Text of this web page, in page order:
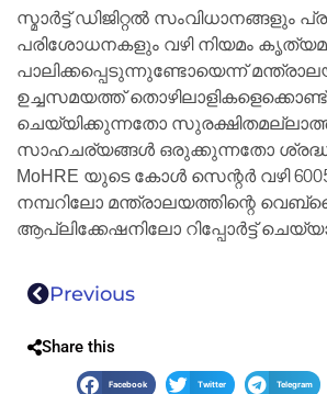
സ്മാർട്ട് ഡിജിറ്റൽ
പരിശോധനകളും വഴി നിയമം
പാലിക്കപ്പെടുന്നുണ്ടോയെന്ന്
ഉച്ചസമയത്ത്
ചെയ്യിക്കുന്നതോ
സാഹചര്യങ്ങൾ ഒരുക്കുന്നതോ
MoHRE യുടെ കോൾ സെന്റർ വഴി
നമ്പറിലോ മന്ത്രാലയത്തിന്റെ
ആപ്ലിക്കേഷനിലോ റിപ്പോർട്ട്
Previous
Share this
Facebook Twitter Telegram